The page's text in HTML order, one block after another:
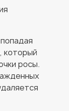
который
росы.